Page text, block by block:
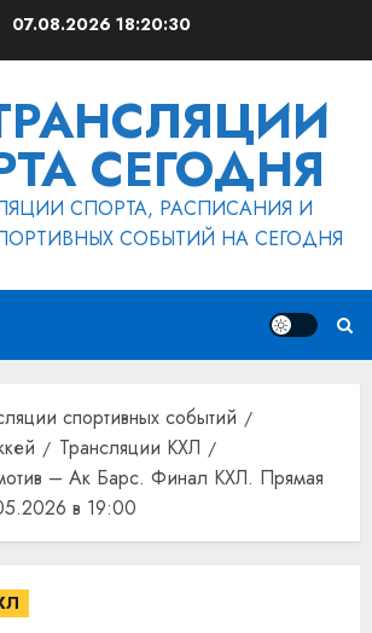
07.08.202618:20:31
СЕГОДНЯ
СПОРТА, РАСПИСАНИЯ И
СОБЫТИЙ НА СЕГОДНЯ
спортивных событий
Трансляции КХЛ
– Ак Барс. Финал КХЛ. Прямая
в 19:00